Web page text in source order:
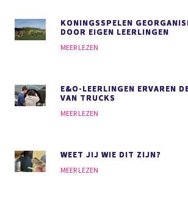
KONINGSSPELEN
DOOR EIGEN LEERLINGEN
MEER LEZEN
E&O-LEERLINGEN ERVAREN
VAN TRUCKS
MEER LEZEN
WEET JIJ WIE DIT ZIJN?
MEER LEZEN